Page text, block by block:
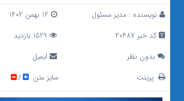
نویسنده : مدیر مسئول
کد خبر 20487
بدون نظر
ایمیل
پرینت
سایز متن /